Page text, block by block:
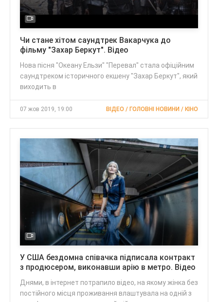
Чи стане хітом саундтрек Вакарчука до
фільму "Захар Беркут". Відео
Нова пісня "Океану Ельзи" "Перевал" стала офіційним
саундтреком історичного екшену "Захар Беркут", який
виходить в
07 жов 2019, 19:00 ВІДЕО / ГОЛОВНІ НОВИНИ / КІНО
У США бездомна співачка підписала контракт
з продюсером, виконавши арію в метро. Відео
Днями, в інтернет потрапило відео, на якому жінка без
постійного місця проживання влаштувала на одній з